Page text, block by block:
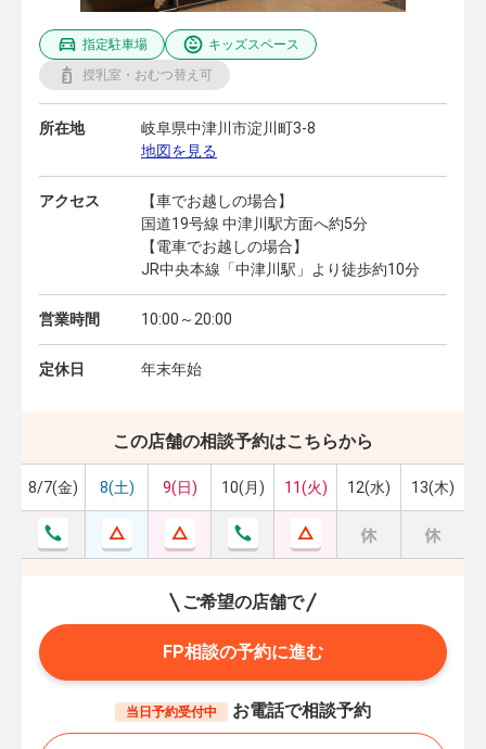
指定駐車場
キッズスペース
授乳室・おむつ替え可
所在地
岐阜県中津川市淀川町3-8
地図を見る
アクセス
【車でお越しの場合】
国道19号線 中津川駅方面へ約5分
【電車でお越しの場合】
JR中央本線「中津川駅」より徒歩約10分
営業時間 10:00～20:00
定休日 年末年始
この店舗の相談予約はこちらから
8/7(金) 8(土) 9(日) 10(月) 11(火) 12(水) 13(木)
ご希望の店舗で
FP相談の予約に進む
当日予約受付中 お電話で相談予約